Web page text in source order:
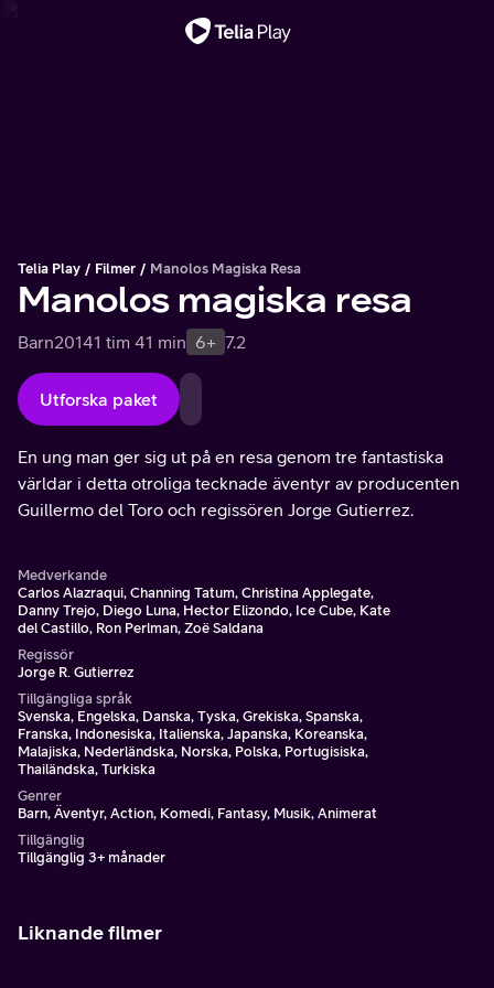
Telia Play Filmer Manolos Magiska Resa
Manolos magiska resa
Barn20141 tim 41 min 6+ 7.2
Utforska paket
En ung man ger sig ut på en resa genom tre fantastiska
världar i detta otroliga tecknade äventyr av producenten
Guillermo del Toro och regissören Jorge Gutierrez.
Medverkande
Carlos Alazraqui, Channing Tatum, Christina Applegate,
Danny Trejo, Diego Luna, Hector Elizondo, Ice Cube, Kate
del Castillo, Ron Perlman, Zoë Saldana
Regissör
Jorge R. Gutierrez
Tillgängliga språk
Svenska, Engelska, Danska, Tyska, Grekiska, Spanska,
Franska, Indonesiska, Italienska, Japanska, Koreanska,
Malajiska, Nederländska, Norska, Polska, Portugisiska,
Thailändska, Turkiska
Genrer
Barn, Äventyr, Action, Komedi, Fantasy, Musik, Animerat
Tillgänglig
Tillgänglig 3+ månader
Liknande filmer